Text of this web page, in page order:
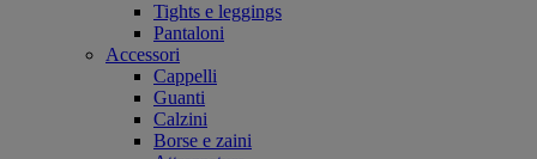
Tights e leggings
Pantaloni
Accessori
Cappelli
Guanti
Calzini
Borse e zaini